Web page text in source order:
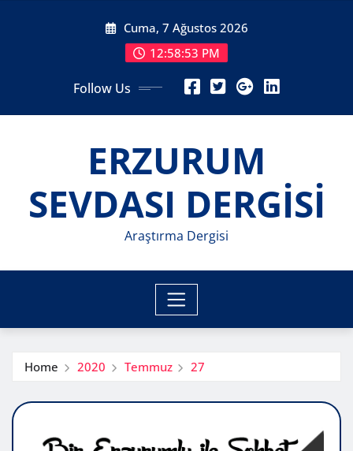
Cuma, 7 Ağustos 2026
12:58:54 PM
Follow Us
ERZURUM
SEVDASI DERGİSİ
Araştırma Dergisi
Home 2020 Temmuz 27